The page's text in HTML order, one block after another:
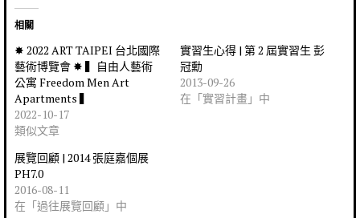
相關
✸ 2022 ART TAIPEI 台北國際
藝術博覽會 ✸ ▍自由人藝術
公寓 Freedom Men Art
Apartments ▍
2022-10-17
類似文章
實習生心得 | 第 2 屆實習生 彭
冠勳
2013-09-26
在「實習計畫」中
展覽回顧 | 2014 張庭嘉個展
PH7.0
2016-08-11
在「過往展覽回顧」中